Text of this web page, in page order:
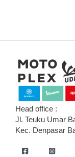
Head office :
Jl. Teuku Umar
Kec. Denpasar